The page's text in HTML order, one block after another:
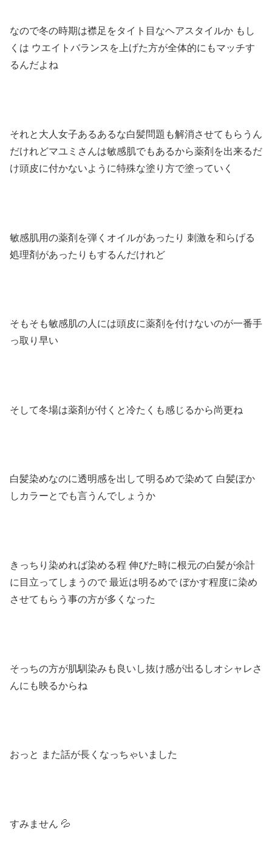
なので冬の時期は襟足をタイト目なヘアスタイルか もし
くは ウエイトバランスを上げた方が全体的にもマッチす
るんだよね
それと大人女子あるあるな白髪問題も解消させてもらうん
だけれどマユミさんは敏感肌でもあるから薬剤を出来るだ
け頭皮に付かないように特殊な塗り方で塗っていく
敏感肌用の薬剤を弾くオイルがあったり 刺激を和らげる
処理剤があったりもするんだけれど
そもそも敏感肌の人には頭皮に薬剤を付けないのが一番手
っ取り早い
そして冬場は薬剤が付くと冷たくも感じるから尚更ね
白髪染めなのに透明感を出して明るめで染めて 白髪ぼか
しカラーとでも言うんでしょうか
きっちり染めれば染める程 伸びた時に根元の白髪が余計
に目立ってしまうので 最近は明るめで ぼかす程度に染め
させてもらう事の方が多くなった
そっちの方が肌馴染みも良いし抜け感が出るしオシャレさ
んにも映るからね
おっと また話が長くなっちゃいました
すみません 💦